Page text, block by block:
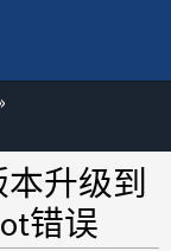
本升级到
错误